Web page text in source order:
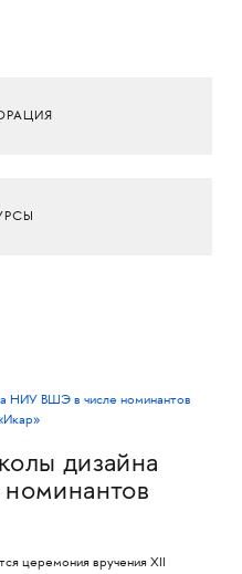
дизайна
церемония вручения XII